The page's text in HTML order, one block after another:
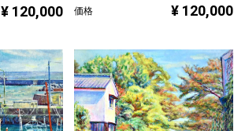
¥ 120,000
価格
¥ 120,000